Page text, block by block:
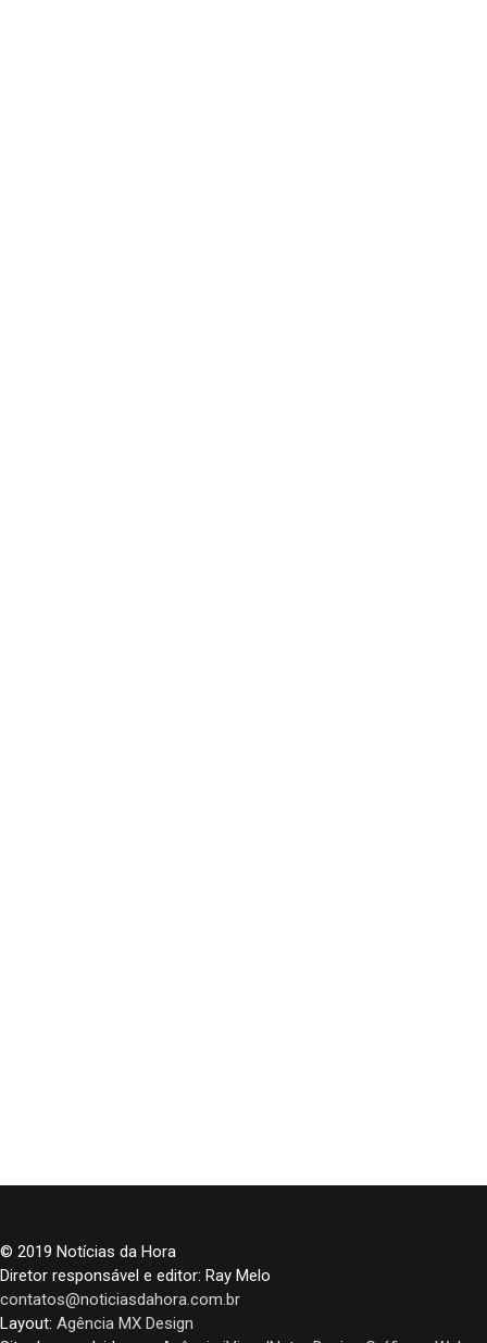
© 2019 Notícias da Hora
Diretor responsável e editor: Ray Melo
contatos@noticiasdahora.com.br
Layout: Agência MX Design